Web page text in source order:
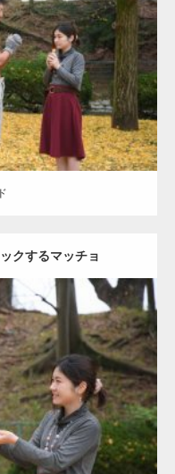
細マッチョ) 上腕三頭筋
クするマッチョ
細マッチョ) 上腕三頭筋